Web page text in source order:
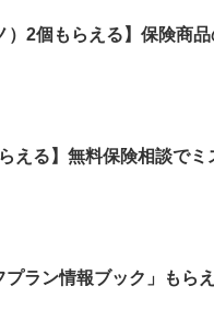
）2個もらえる】保険商
える】無料保険相談でミ
プラン情報ブック」もら